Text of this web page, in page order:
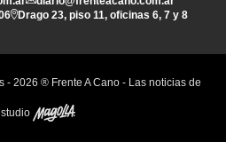
Drago 23, piso 11, oficinas 6, 7 y 8
- 2026 ® Frente A Cano - Las noticias de